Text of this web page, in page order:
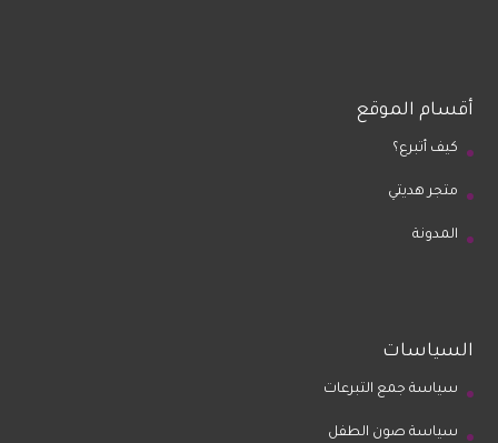
أقسام الموقع
كيف أتبرع؟
متجر هديتي
المدونة
السياسات
سياسة جمع التبرعات
سياسة صون الطفل